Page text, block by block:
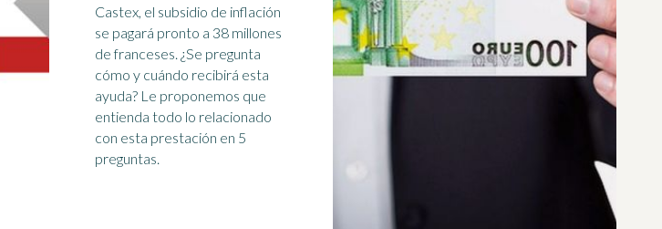
Castex, el subsidio de inflación
se pagará pronto a 38 millones
de franceses. ¿Se pregunta
cómo y cuándo recibirá esta
ayuda? Le proponemos que
entienda todo lo relacionado
con esta prestación en 5
preguntas.